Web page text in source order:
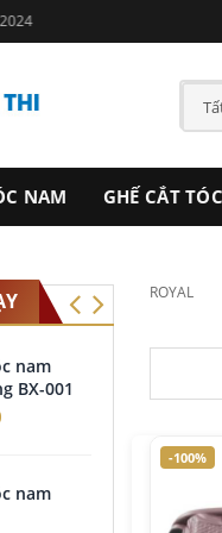
lên tới 1000.000đ khi mua ghế
NAM GHẾ CẮT
nam
BX-001
nam
ROYAL
-100%